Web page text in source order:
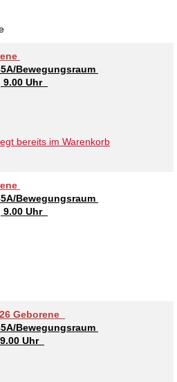
Lau-Hof
Ludwig-Straße
Feld “Deisterspatzen”
Moorlilienweg /
/
Schneiderberg
Ibykusweg / Familienzentrum
Lau-Hof
Kapellenbrink /
Müller-Kilian-Weg /
Ludwig-Straße
Feld “Deisterspatzen”
Moorlilienweg /
Bewegungsraum
9.00 Uhr
bereits im Warenkorb
Bewegungsraum
9.00 Uhr
Geborene
Bewegungsraum
Uhr